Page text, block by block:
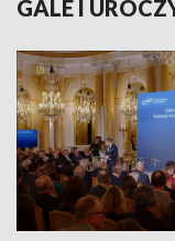
GALE I